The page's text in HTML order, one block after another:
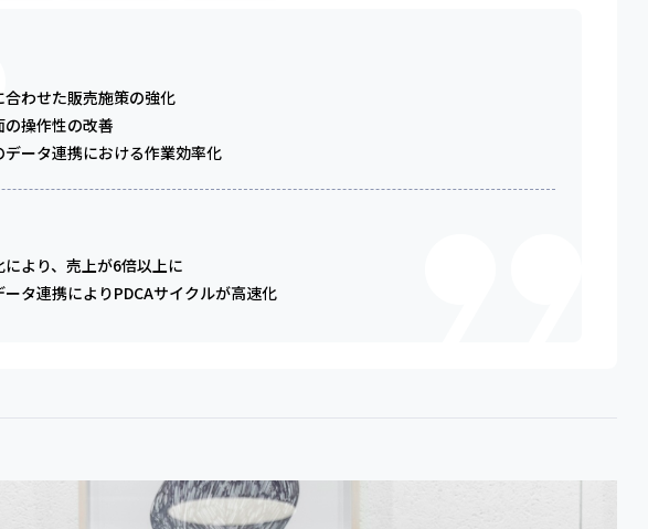
わせた販売施策の強化
操作性の改善
データ連携における作業効率化
より、売上が6倍以上に
タ連携によりPDCAサイクルが高速化